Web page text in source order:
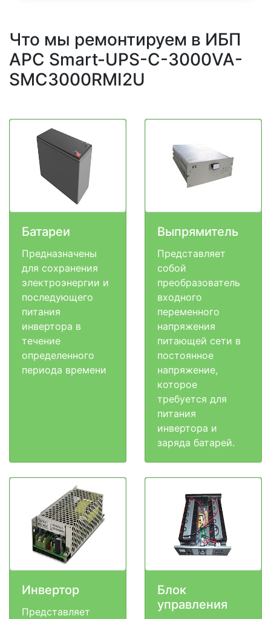
Что мы ремонтируем в ИБП
APC Smart-UPS-C-3000VA-
SMC3000RMI2U
Батареи
Предназначены
для сохранения
электроэнергии и
последующего
питания
инвертора в
течение
определенного
периода времени
Выпрямитель
Представляет
собой
преобразователь
входного
переменного
напряжения
питающей сети в
постоянное
напряжение,
которое
требуется для
питания
инвертора и
заряда батарей.
Инвертор
Представляет
Блок
управления